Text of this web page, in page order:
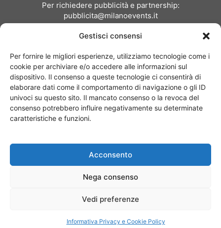
Gestisci consensi
Per fornire le migliori esperienze, utilizziamo tecnologie come i
cookie per archiviare e/o accedere alle informazioni sul
dispositivo. Il consenso a queste tecnologie ci consentirà di
elaborare dati come il comportamento di navigazione o gli ID
univoci su questo sito. Il mancato consenso o la revoca del
consenso potrebbero influire negativamente su determinate
caratteristiche e funzioni.
Acconsento
Nega consenso
Vedi preferenze
Informativa Privacy e Cookie Policy
Per richiedere pubblicità e partnership:
pubblicita@milanoevents.it
Chi siamo I Nostri Clienti
© Copyright 2017 - MilanoEvents.it© managed by